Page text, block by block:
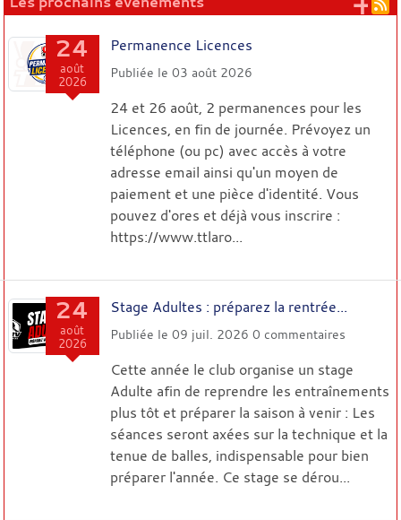
24
août
2026
Permanence Licences
Publiée le 03 août 2026
24 et 26 août, 2 permanences pour les
Licences, en fin de journée. Prévoyez un
téléphone (ou pc) avec accès à votre
adresse email ainsi qu'un moyen de
paiement et une pièce d'identité. Vous
pouvez d'ores et déjà vous inscrire :
https://www.ttlaro...
24
août
2026
Stage Adultes : préparez la rentrée...
Publiée le 09 juil. 2026 0 commentaires
Cette année le club organise un stage
Adulte afin de reprendre les entraînements
plus tôt et préparer la saison à venir : Les
séances seront axées sur la technique et la
tenue de balles, indispensable pour bien
préparer l'année. Ce stage se dérou...